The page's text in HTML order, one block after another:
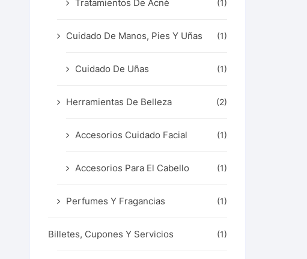
Tratamientos De Acné (1)
Cuidado De Manos, Pies Y Uñas (1)
Cuidado De Uñas (1)
Herramientas De Belleza (2)
Accesorios Cuidado Facial (1)
Accesorios Para El Cabello (1)
Perfumes Y Fragancias (1)
Billetes, Cupones Y Servicios (1)